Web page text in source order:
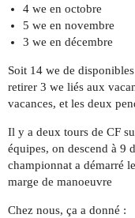
4 we en octobre
5 we en novembre
3 we en décembre
Soit 14 we de
retirer 3 we liés aux
vacances, et les deux
Il y a deux tours de CF
équipes, on descend à 9
championnat a démarré
marge de manoeuvre
Chez nous, ça a donné :